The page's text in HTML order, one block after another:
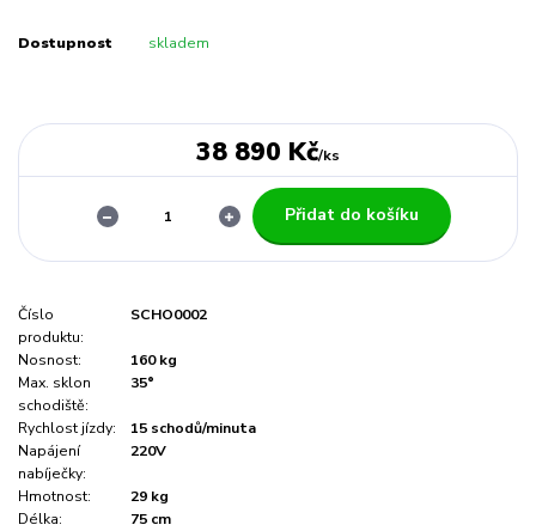
Dostupnost skladem
38 890 Kč/ks
Přidat do košíku
Číslo
produktu:
SCHO0002
Nosnost:
160 kg
Max. sklon
schodiště:
35°
Rychlost jízdy:
15 schodů/minuta
Napájení
nabíječky:
220V
Hmotnost:
29 kg
Délka:
75 cm